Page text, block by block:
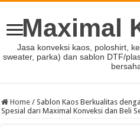
Maximal
Jasa konveksi kaos, poloshirt,
sweater, parka) dan sablon DTF/
Home / Sablon Kaos Berkualitas
Spesial dari Maximal Konveksi dan Beli